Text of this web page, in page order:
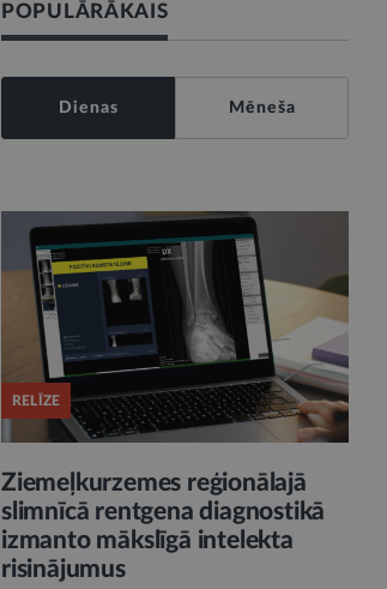
POPULĀRĀKAIS
Dienas Mēneša
RELĪZE
Ziemeļkurzemes reģionālajā
slimnīcā rentgena diagnostikā
izmanto mākslīgā intelekta
risinājumus